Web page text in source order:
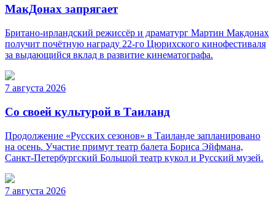
МакДонах запрягает
Британо-ирландский режиссёр и драматург Мартин Макдонах
получит почётную награду 22-го Цюрихского кинофестиваля
за выдающийся вклад в развитие кинематографа.
7 августа 2026
Со своей культурой в Таиланд
Продолжение «Русских сезонов» в Таиланде запланировано
на осень. Участие примут театр балета Бориса Эйфмана,
Санкт-Петербургский Большой театр кукол и Русский музей.
7 августа 2026